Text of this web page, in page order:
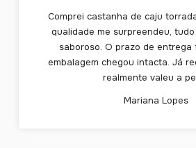
Comprei castanha de caju
qualidade me surpreendeu,
saboroso. O prazo de entrega
embalagem chegou intacta. Já
realmente valeu a
Mariana Lopes